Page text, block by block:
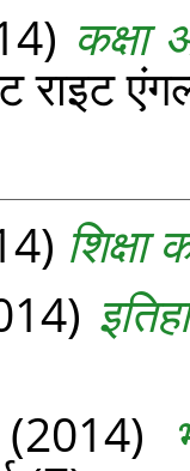
कक्षा
राइट
शिक्षा